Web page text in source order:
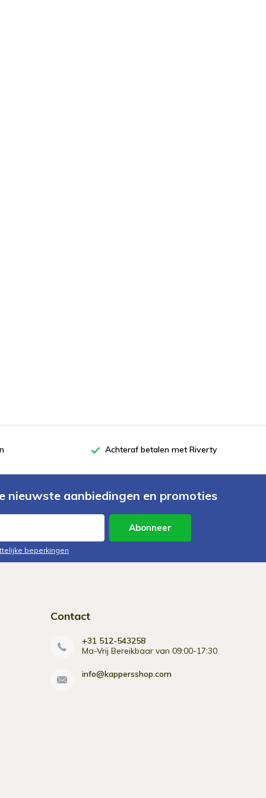
Achteraf betalen met Riverty
nieuwste aanbiedingen en promoties
Abonneer
beperkingen
Contact
+31 512-543258
Ma-Vrij Bereikbaar van 09:00-17:30
info@kappersshop.com